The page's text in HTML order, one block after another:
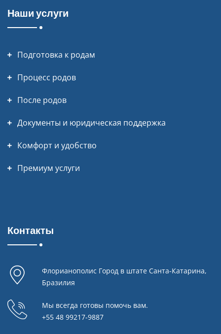
Наши услуги
Подготовка к родам
Процесс родов
После родов
Документы и юридическая поддержка
Комфорт и удобство
Премиум услуги
Контакты
Флорианополис Город в штате Санта-Катарина,
Бразилия
Мы всегда готовы помочь вам.
+55 48 99217-9887